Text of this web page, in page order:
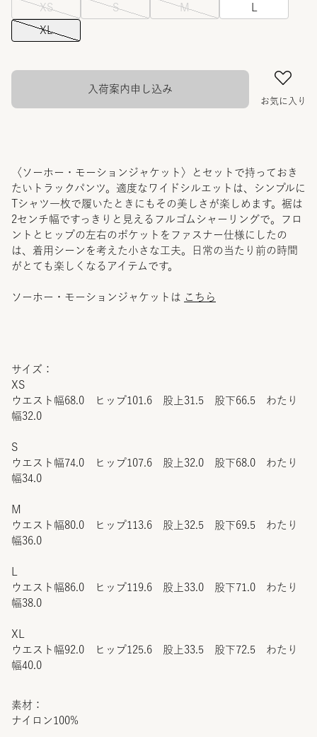
XS S M
XL
お気に入り
入荷案内申し込み
〈ソーホー・モーションジャケット〉とセットで持っておき
たいトラックパンツ。適度なワイドシルエットは、シンプルに
Tシャツ一枚で履いたときにもその美しさが楽しめます。裾は
2センチ幅ですっきりと見えるフルゴムシャーリングで。フロ
ントとヒップの左右のポケットをファスナー仕様にしたの
は、着用シーンを考えた小さな工夫。日常の当たり前の時間
がとても楽しくなるアイテムです。
ソーホー・モーションジャケットは こちら
サイズ：
XS
ウエスト幅68.0 ヒップ101.6 股上31.5 股下66.5 わたり
幅32.0
S
ウエスト幅74.0 ヒップ107.6 股上32.0 股下68.0 わたり
幅34.0
M
ウエスト幅80.0 ヒップ113.6 股上32.5 股下69.5 わたり
幅36.0
ウエスト幅86.0 ヒップ119.6 股上33.0 股下71.0 わたり
幅38.0
XL
ウエスト幅92.0 ヒップ125.6 股上33.5 股下72.5 わたり
幅40.0
素材：
ナイロン100%